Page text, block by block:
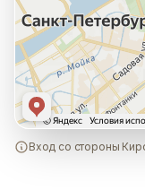
Вход со стороны